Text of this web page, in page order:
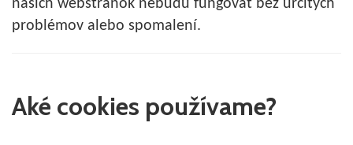
našich webstránok nebudú fungovať bez určitých
problémov alebo spomalení.
Aké cookies používame?